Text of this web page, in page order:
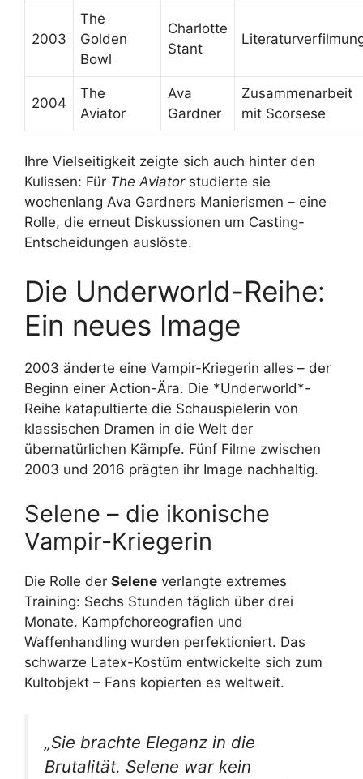
2003
The
Golden
Bowl
Charlotte
Stant
2004
The
Aviator
Ava
Gardner
Zusammenarbeit
mit Scorsese
Ihre Vielseitigkeit zeigte sich auch hinter den
Kulissen: Für The Aviatorstudierte sie
wochenlang Ava Gardners Manierismen – eine
Rolle, die erneut Diskussionen um Casting-
Entscheidungen auslöste.
Die Underworld-Reihe:
Ein neues Image
2003 änderte eine Vampir-Kriegerin alles – der
Beginn einer Action-Ära. Die *Underworld*-
Reihe katapultierte die Schauspielerin von
klassischen Dramen in die Welt der
übernatürlichen Kämpfe. Fünf Filme zwischen
2003 und 2016 prägten ihr Image nachhaltig.
Selene – die ikonische
Vampir-Kriegerin
Die Rolle der Selene verlangte extremes
Training: Sechs Stunden täglich über drei
Monate. Kampfchoreografien und
Waffenhandling wurden perfektioniert. Das
schwarze Latex-Kostüm entwickelte sich zum
Kultobjekt – Fans kopierten es weltweit.
„Sie brachte Eleganz in die
Brutalität. Selene war kein